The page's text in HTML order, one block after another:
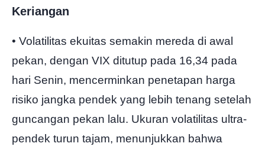
Keriangan
• Volatilitas ekuitas semakin mereda di awal
pekan, dengan VIX ditutup pada 16,34 pada
hari Senin, mencerminkan penetapan harga
risiko jangka pendek yang lebih tenang setelah
guncangan pekan lalu. Ukuran volatilitas ultra-
pendek turun tajam, menunjukkan bahwa